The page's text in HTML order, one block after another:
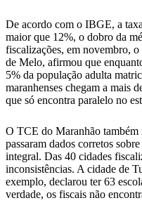
De acordo com o IBGE, a
maior que 12%, o dobro da
fiscalizações, em novembro,
de Melo, afirmou que
5% da população adulta
maranhenses chegam a mais
que só encontra paralelo no
O TCE do Maranhão também
passaram dados corretos
integral. Das 40 cidades
inconsistências. A cidade de
exemplo, declarou ter 63
verdade, os fiscais não